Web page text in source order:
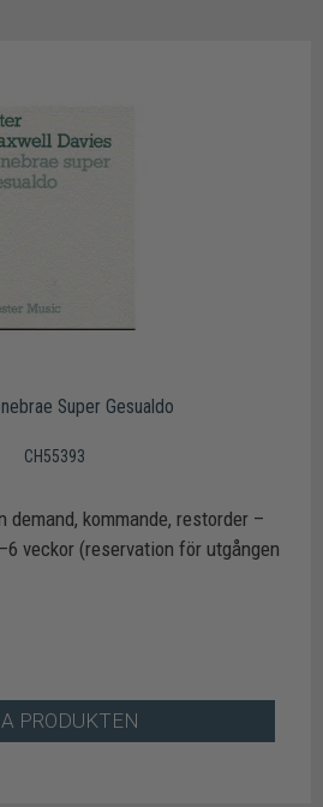
Super Gesualdo
CH55393
demand, kommande, restorder –
veckor (reservation för utgången
PRODUKTEN